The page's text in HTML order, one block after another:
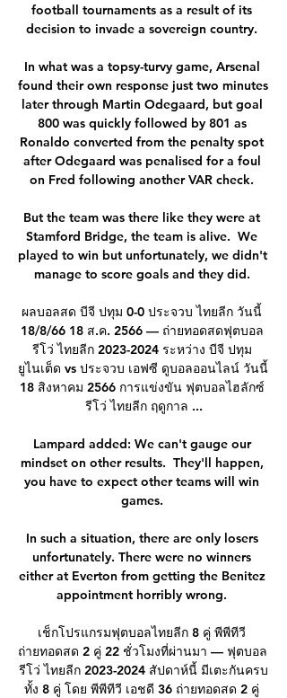
football tournaments as a result of its
decision to invade a sovereign country.
In what was a topsy-turvy game, Arsenal
found their own response just two minutes
later through Martin Odegaard, but goal
800 was quickly followed by 801 as
Ronaldo converted from the penalty spot
after Odegaard was penalised for a foul
on Fred following another VAR check.
But the team was there like they were at
Stamford Bridge, the team is alive.  We
played to win but unfortunately, we didn't
manage to score goals and they did.
ผลบอลสด บีจี ปทุม 0-0 ประจวบ ไทยลีก วันนี้
18/8/66 18 ส.ค. 2566 — ถ่ายทอดสดฟุตบอล
รีโว่ ไทยลีก 2023-2024 ระหว่าง บีจี ปทุม
ยูไนเต็ด vs ประจวบ เอฟซี ดูบอลออนไลน์ วันนี้
18 สิงหาคม 2566 การแข่งขัน ฟุตบอลไฮลักซ์
รีโว่ ไทยลีก ฤดูกาล ...
Lampard added: We can't gauge our
mindset on other results.  They'll happen,
you have to expect other teams will win
games.
In such a situation, there are only losers
unfortunately. There were no winners
either at Everton from getting the Benitez
appointment horribly wrong.
เช็กโปรแกรมฟุตบอลไทยลีก 8 คู่ พีพีทีวี
ถ่ายทอดสด 2 คู่ 22 ชั่วโมงที่ผ่านมา — ฟุตบอล
รีโว่ ไทยลีก 2023-2024 สัปดาห์นี้ มีเตะกันครบ
ทั้ง 8 คู่ โดย พีพีทีวี เอชดี 36 ถ่ายทอดสด 2 คู่